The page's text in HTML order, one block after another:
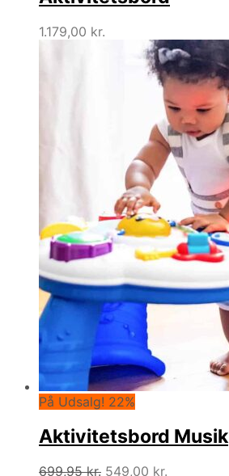
1.179,00 kr.
På Udsalg! 22%
Aktivitetsbord Musik
699,95kr. Den
549,00 kr.